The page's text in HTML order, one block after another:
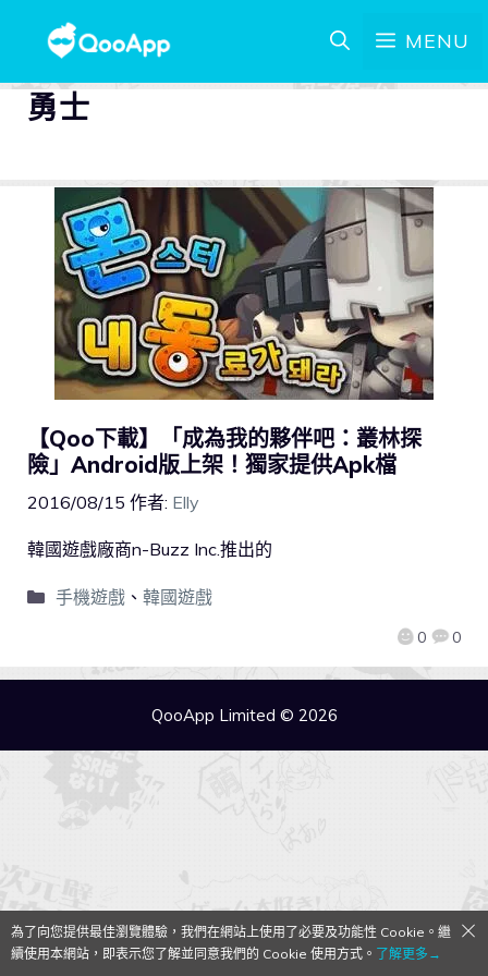
MENU
勇士
【Qoo下載】「成為我的夥伴吧：叢林探
險」Android版上架！獨家提供Apk檔
2016/08/15 作者: Elly
0 0
韓國遊戲廠商n-Buzz Inc.推出的
手機遊戲、 韓國遊戲
QooApp Limited © 2026
為了向您提供最佳瀏覽體驗，我們在網站上使用了必要及功能性 Cookie。繼
續使用本網站，即表示您了解並同意我們的 Cookie 使用方式。 了解更多→